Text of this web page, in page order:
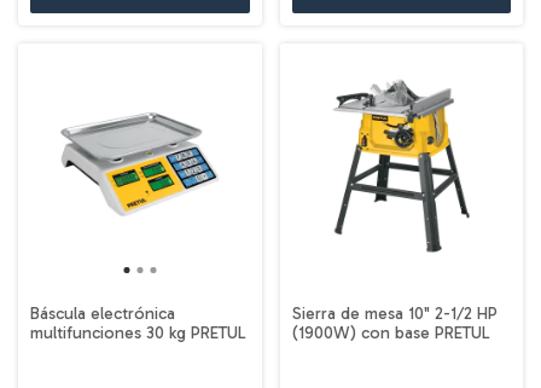
Báscula electrónica
multifunciones 30 kg PRETUL
Sierra de mesa 10" 2-1/2 HP
(1900W) con base PRETUL